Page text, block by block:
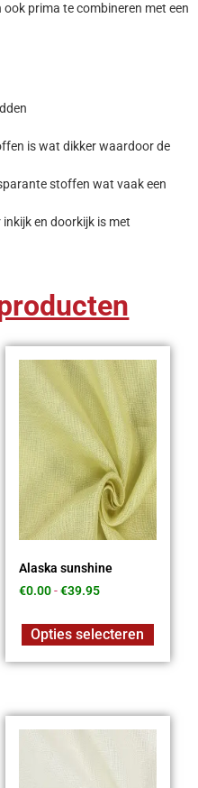
ook prima te combineren met een
is wat dikker waardoor de
stoffen wat vaak een
en doorkijk is met
Alaska sunshine
€0.00-€39.95
Opties selecteren